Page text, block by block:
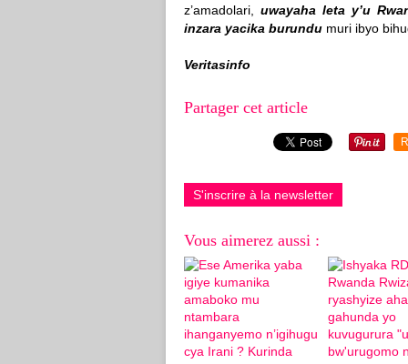
z’amadolari, uwayaha leta y’u
inzara yacika burundu muri ibyo
Veritasinfo
Partager cet article
S'inscrire à la newsletter
Vous aimerez aussi :